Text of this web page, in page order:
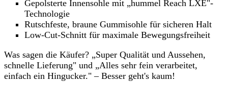
Gepolsterte Innensohle mit „hummel Reach LXE"-
Technologie
Rutschfeste, braune Gummisohle für sicheren Halt
Low-Cut-Schnitt für maximale Bewegungsfreiheit
Was sagen die Käufer? „Super Qualität und Aussehen,
schnelle Lieferung" und „Alles sehr fein verarbeitet,
einfach ein Hingucker." – Besser geht's kaum!